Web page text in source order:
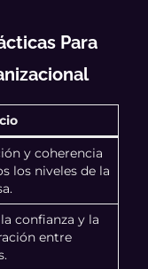
Para
y coherencia
los niveles de la
confianza y la
entre